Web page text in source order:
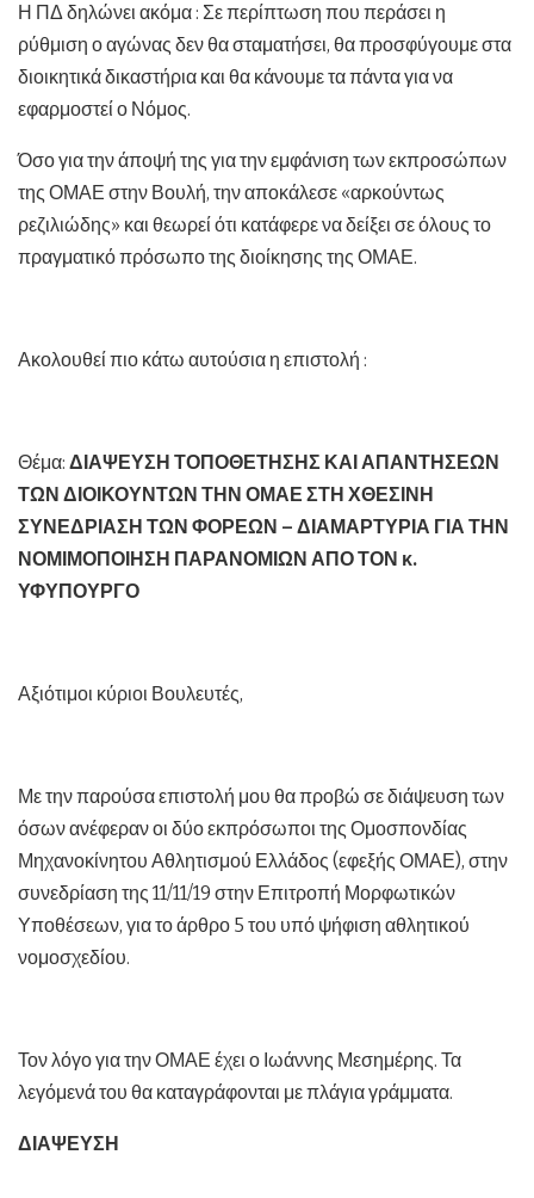
Η ΠΔ δηλώνει ακόμα : Σε περίπτωση που περάσει η
ρύθμιση ο αγώνας δεν θα σταματήσει, θα προσφύγουμε στα
διοικητικά δικαστήρια και θα κάνουμε τα πάντα για να
εφαρμοστεί ο Νόμος.
Όσο για την άποψή της για την εμφάνιση των εκπροσώπων
της ΟΜΑΕ στην Βουλή, την αποκάλεσε «αρκούντως
ρεζιλιώδης» και θεωρεί ότι κατάφερε να δείξει σε όλους το
πραγματικό πρόσωπο της διοίκησης της ΟΜΑΕ.
Ακολουθεί πιο κάτω αυτούσια η επιστολή :
Θέμα: ΔΙΑΨΕΥΣΗ ΤΟΠΟΘΕΤΗΣΗΣ ΚΑΙ ΑΠΑΝΤΗΣΕΩΝ
ΤΩΝ ΔΙΟΙΚΟΥΝΤΩΝ ΤΗΝ ΟΜΑΕ ΣΤΗ ΧΘΕΣΙΝΗ
ΣΥΝΕΔΡΙΑΣΗ ΤΩΝ ΦΟΡΕΩΝ – ΔΙΑΜΑΡΤΥΡΙΑ ΓΙΑ ΤΗΝ
ΝΟΜΙΜΟΠΟΙΗΣΗ ΠΑΡΑΝΟΜΙΩΝ ΑΠΟ ΤΟΝ κ.
ΥΦΥΠΟΥΡΓΟ
Αξιότιμοι κύριοι Βουλευτές,
Με την παρούσα επιστολή μου θα προβώ σε διάψευση των
όσων ανέφεραν οι δύο εκπρόσωποι της Ομοσπονδίας
Μηχανοκίνητου Αθλητισμού Ελλάδος (εφεξής ΟΜΑΕ), στην
συνεδρίαση της 11/11/19 στην Επιτροπή Μορφωτικών
Υποθέσεων, για το άρθρο 5 του υπό ψήφιση αθλητικού
νομοσχεδίου.
Τον λόγο για την ΟΜΑΕ έχει ο Ιωάννης Μεσημέρης. Τα
λεγόμενά του θα καταγράφονται με πλάγια γράμματα.
ΔΙΑΨΕΥΣΗ